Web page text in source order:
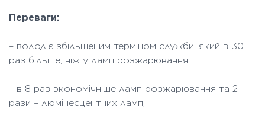
Переваги:
– володіє збільшеним терміном служби, який в 30
раз більше, ніж у ламп розжарювання;
– в 8 раз экономічніше ламп розжарювання та 2
рази – люмінесцентних ламп;